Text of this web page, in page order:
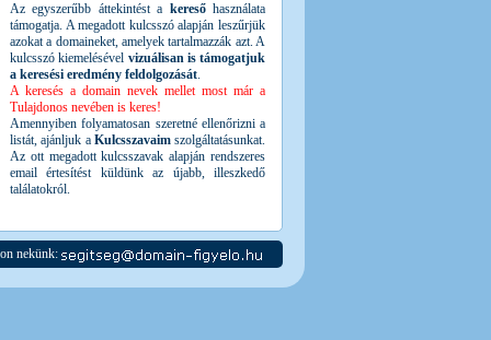
Az egyszerűbb áttekintést a keresőhasználata
támogatja. A megadott kulcsszó alapján leszűrjük
azokat a domaineket, amelyek tartalmazzák azt. A
kulcsszó kiemelésével vizuálisan is támogatjuk
a keresési eredmény feldolgozását.
A keresés a domain nevek mellet most már a
Tulajdonos nevében is keres!
Amennyiben folyamatosan szeretné ellenőrizni a
listát, ajánljuk a Kulcsszavaimszolgáltatásunkat.
Az ott megadott kulcsszavak alapján rendszeres
email értesítést küldünk az újabb, illeszkedő
találatokról.
nekünk: